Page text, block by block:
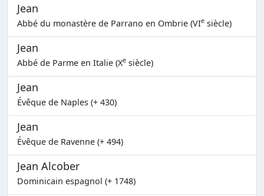
Jean
Abbé du monastère de Parrano en Ombrie (VIe siècle)
Jean
Abbé de Parme en Italie (Xe siècle)
Jean
Évêque de Naples (+ 430)
Jean
Évêque de Ravenne (+ 494)
Jean Alcober
Dominicain espagnol (+ 1748)